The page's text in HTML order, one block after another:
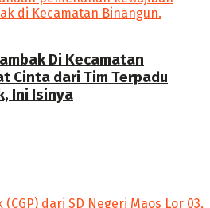
Di Kecamatan
Cinta dari Tim Terpadu
Ini Isinya